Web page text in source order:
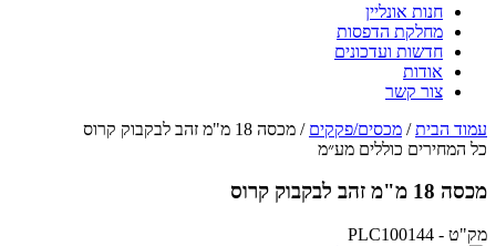
חנות אונליין
מחלקת הדפסות
חדשות ועדכונים
אודות
צור קשר
עמוד הבית/ מכסים/פקקים / מכסה 18 מ"מ זהב לבקבוק קרוס
כל המחירים כוללים מע״מ
מכסה 18 מ"מ זהב לבקבוק קרוס
מק"ט - PLC100144